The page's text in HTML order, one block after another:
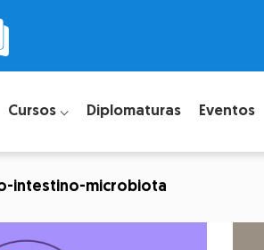
Cursos ⌵ Diplomaturas Eventos
intestino-microbiota